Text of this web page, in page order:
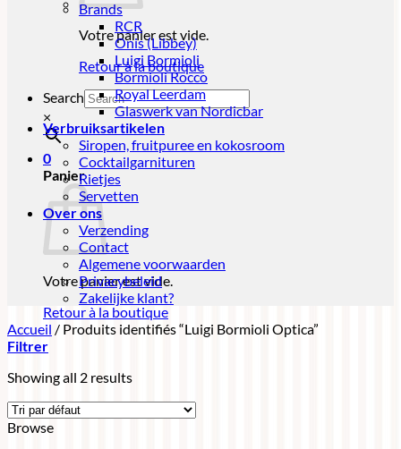
Votre panier est vide.
Retour à la boutique
Search
×
0
Panier
Votre panier est vide.
Retour à la boutique
Brands
RCR
Onis (Libbey)
Luigi Bormioli
Bormioli Rocco
Royal Leerdam
Glaswerk van Nordicbar
Verbruiksartikelen
Siropen, fruitpuree en kokosroom
Cocktailgarnituren
Rietjes
Servetten
Over ons
Verzending
Contact
Algemene voorwaarden
Privacybeleid
Zakelijke klant?
Accueil / Produits identifiés “Luigi Bormioli Optica”
Filtrer
Showing all 2 results
Browse